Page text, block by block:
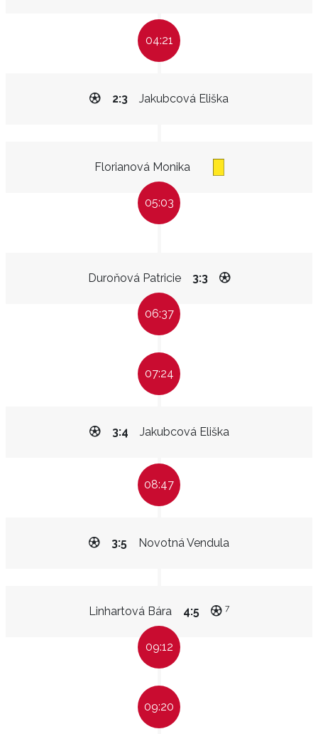
04:21
Jakubcová Eliška
2:3
Florianová Monika
05:03
Duroňová Patricie 3:3
06:37
07:24
Jakubcová Eliška
3:4
08:47
Novotná Vendula
3:5
Linhartová Bára 4:5 7
09:12
09:20